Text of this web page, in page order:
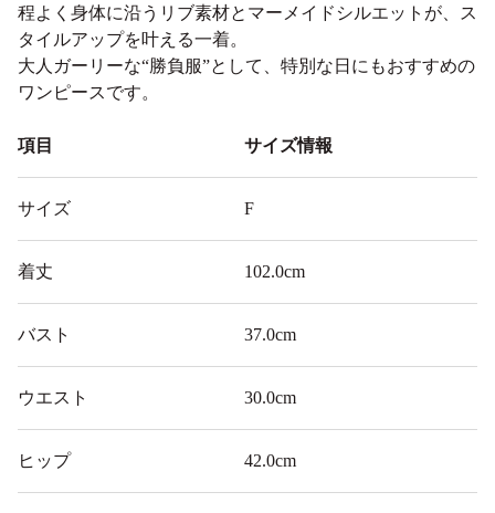
程よく身体に沿うリブ素材とマーメイドシルエットが、ス
タイルアップを叶える一着。
大人ガーリーな“勝負服”として、特別な日にもおすすめの
ワンピースです。
項目 サイズ情報
サイズ F
着丈 102.0cm
バスト 37.0cm
ウエスト 30.0cm
ヒップ 42.0cm